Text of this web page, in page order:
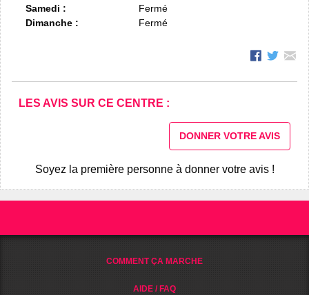
Samedi :
Fermé
Dimanche :
Fermé
LES AVIS SUR CE CENTRE :
DONNER VOTRE AVIS
Soyez la première personne à donner votre avis !
COMMENT ÇA MARCHE
AIDE / FAQ